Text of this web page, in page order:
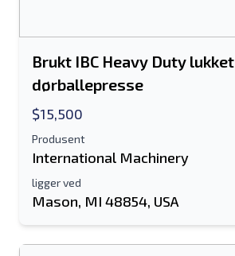
Brukt IBC Heavy Duty lukket
dørballepresse
$15,500
Produsent
International Machinery
ligger ved
Mason, MI 48854, USA